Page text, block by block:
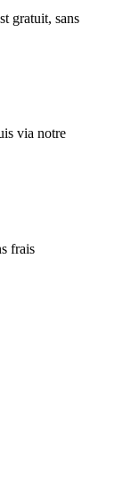
gratuit, sans
via notre
frais